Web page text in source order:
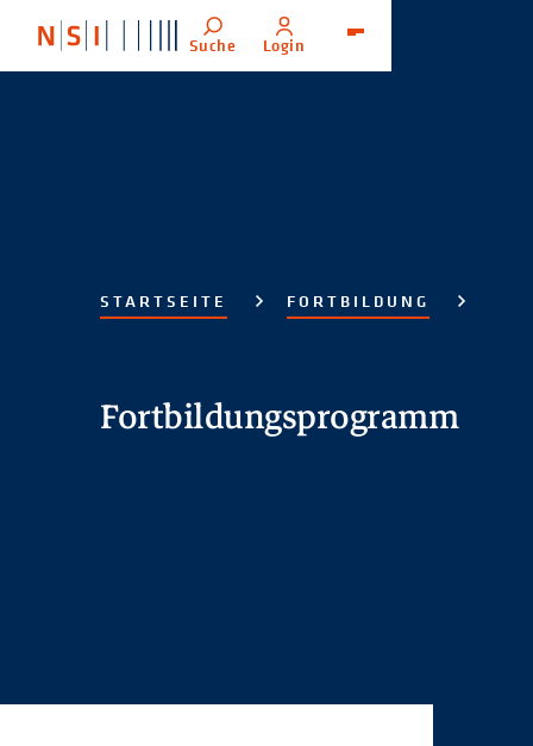
Suche Login
STARTSEITE FORTBILDUNG
Fortbildungsprogramm